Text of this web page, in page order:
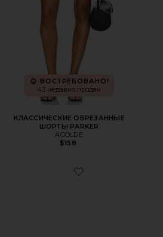
ВОСТРЕБОВАНО!
43 недавно продан
КЛАССИЧЕСКИЕ ОБРЕЗАННЫЕ
ШОРТЫ PARKER
AGOLDE
$158
Favorite КРОССОВКИ XT-6